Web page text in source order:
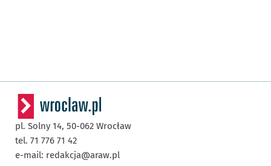
pl. Solny 14, 50-062 Wrocław
tel. 71 776 71 42
e-mail: redakcja@araw.pl